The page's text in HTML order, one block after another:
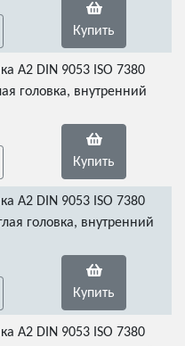
Купить
А2 DIN 9053 ISO 7380
головка, внутренний
Купить
А2 DIN 9053 ISO 7380
головка, внутренний
Купить
А2 DIN 9053 ISO 7380